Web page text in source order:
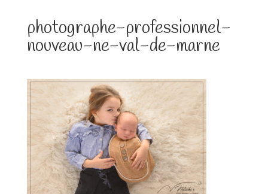
photographe-professionnel-
nouveau-ne-val-de-marne